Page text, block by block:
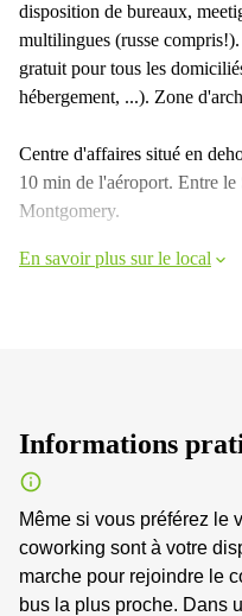
disposition de bureaux,
multilingues (russe
gratuit pour tous les
hébergement, ...). Zone
Centre d'affaires situé en
10 min de l'aéroport. Entre
Montgomery.
En savoir plus sur le local
Informations
Même si vous préférez le
coworking sont à votre
marche pour rejoindre le
bus la plus proche. Dans